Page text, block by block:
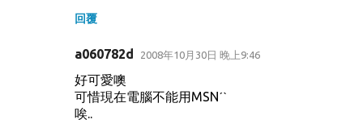
回覆
a060782d 2008年10月30日 晚上9:46
好可愛噢
可惜現在電腦不能用MSNˊˋ
唉..